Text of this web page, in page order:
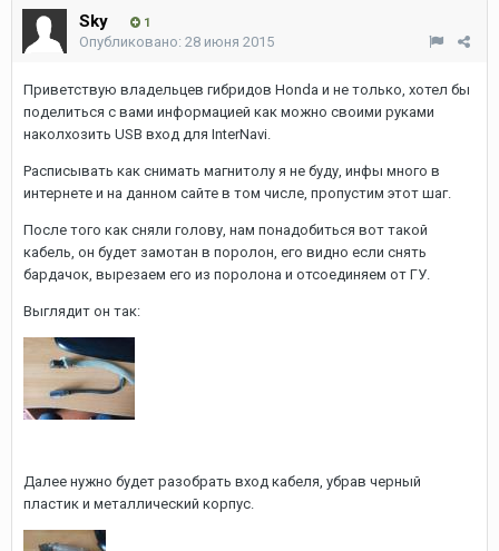
Sky 1
Опубликовано: 28 июня 2015
Приветствую владельцев гибридов Honda и не только, хотел бы
поделиться с вами информацией как можно своими руками
наколхозить USB вход для InterNavi.
Расписывать как снимать магнитолу я не буду, инфы много в
интернете и на данном сайте в том числе, пропустим этот шаг.
После того как сняли голову, нам понадобиться вот такой
кабель, он будет замотан в поролон, его видно если снять
бардачок, вырезаем его из поролона и отсоединяем от ГУ.
Выглядит он так:
Далее нужно будет разобрать вход кабеля, убрав черный
пластик и металлический корпус.